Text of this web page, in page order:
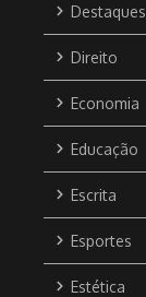
Destaques
Direito
Economia
Educação
Escrita
Esportes
Estética